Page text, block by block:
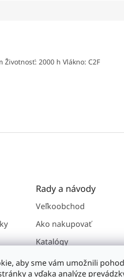
aby sme vám umožnili
a vďaka analýze
Životnosť: 2000 h Vlákno: C2F
Rady a návody
Veľkoobchod
Ako nakupovať
Katalógy